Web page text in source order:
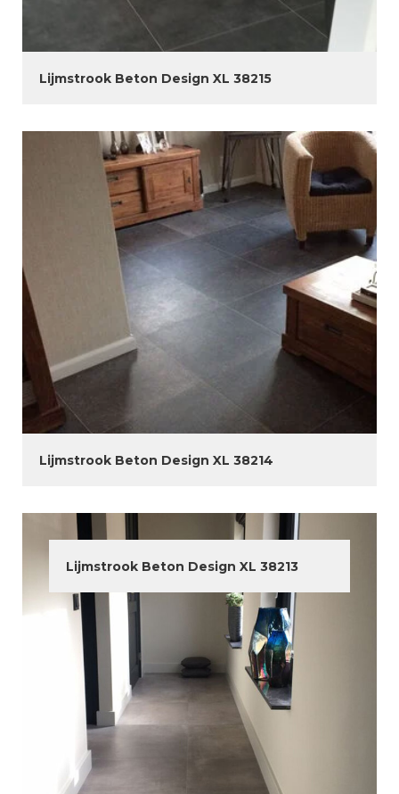
Lijmstrook Beton Design XL 38215
Lijmstrook Beton Design XL 38214
Lijmstrook Beton Design XL 38213